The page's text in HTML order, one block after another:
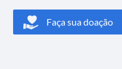
Faça sua doação